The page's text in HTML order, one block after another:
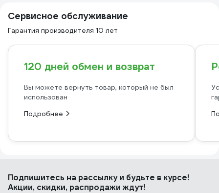
Сервисное обслуживание
Гарантия производителя 10 лет
120 дней обмен и возврат
Вы можете вернуть товар, который не был
использован
Подробнее
Подпишитесь на рассылкуи будьте в курсе!
Акции, скидки, распродажи ждут!